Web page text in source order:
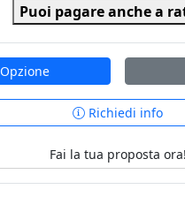
Puoi pagare anche a
Opzione
Richiedi info
Fai la tua proposta ora!